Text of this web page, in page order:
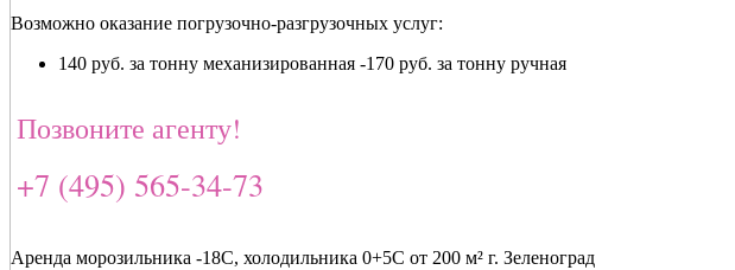
Возможно оказание погрузочно-разгрузочных услуг:
140 руб. за тонну механизированная -170 руб. за тонну ручная
Позвоните агенту!
+7 (495) 565-34-73
Аренда морозильника -18С, холодильника 0+5С от 200 м² г. Зеленоград